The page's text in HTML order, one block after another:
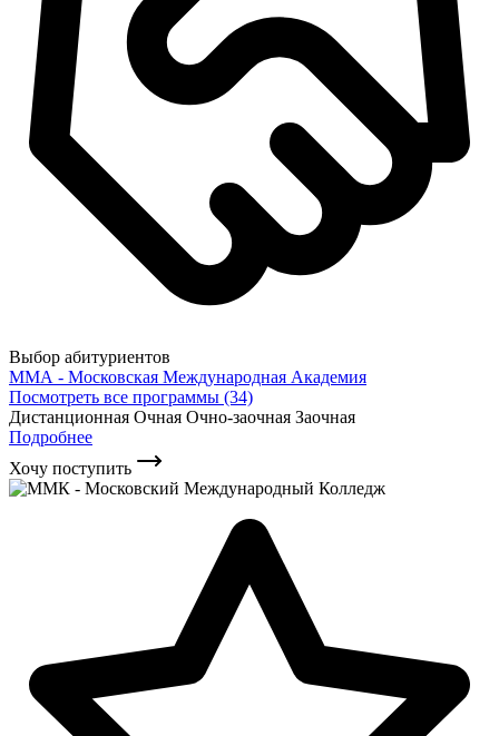
Выбор абитуриентов
ММА - Московская Международная Академия
Посмотреть все программы (34)
Дистанционная Очная Очно-заочная Заочная
Подробнее
Хочу поступить